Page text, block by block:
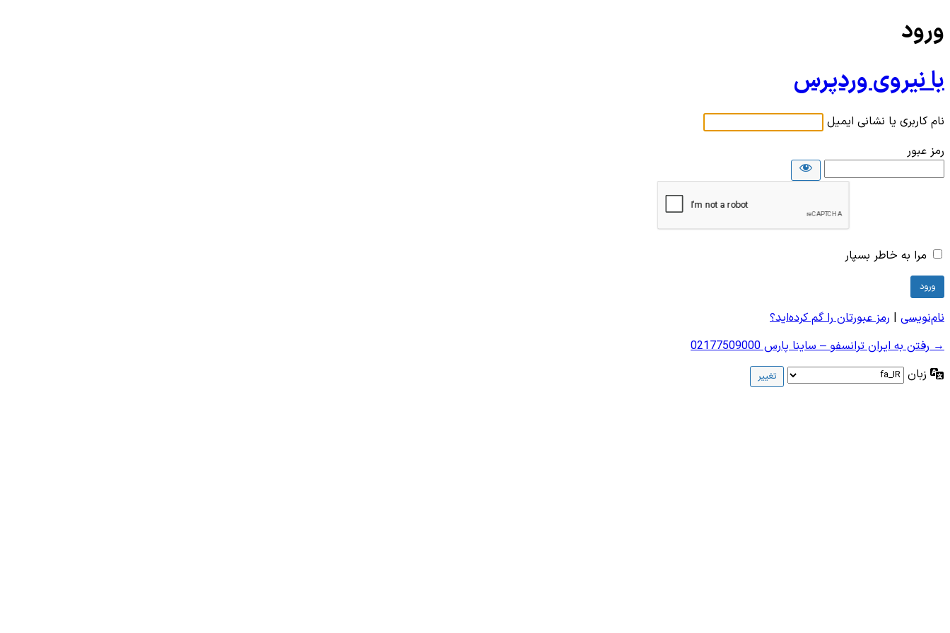
ورود
با نیروی وردپرس
نام کاربری یا نشانی ایمیل
رمز عبور
مرا به خاطر بسپار
نام‌نویسی | رمز عبورتان را گم کرده‌اید؟
→ رفتن به ایران ترانسفو – ساینا پارس 02177509000
زبان